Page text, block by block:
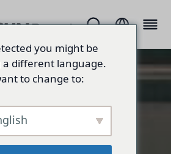
you might be
a different language.
to change to: